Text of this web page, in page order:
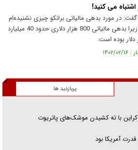
می کنید!
در مورد بدهی مالیاتی برانکو چیزی نشنیده‌ام
اما یقین دارم اشتباه می‌کنید زیرا بدهی مالیاتی 800 هزار دلاری حدود 40 میلیارد
پربازدید ها
با ته کشیدن موشک‌های پاتریوت
آمریکا بود